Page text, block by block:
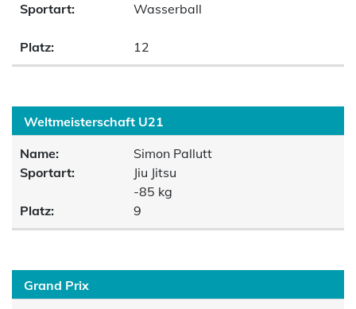
Sportart:
Wasserball
Platz: 12
Weltmeisterschaft U21
Name:
Simon Pallutt
Sportart:
Jiu Jitsu
-85 kg
Platz:
9
Grand Prix